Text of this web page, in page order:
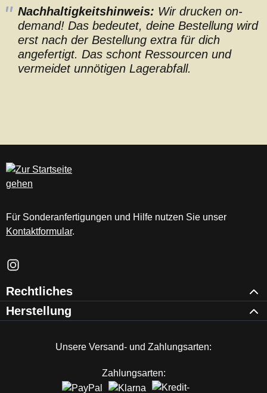
Nachhaltigkeitshinweis: Wir drucken on-
demand! Das bedeutet, deine Bestellung wird
erst nach der Bestellung extra für dich
angefertigt. Das schont Ressourcen und
vermeidet unnötigen Lagerabfall.
Für Sonderanfertigungen und Hilfe nutzen Sie unser
Kontaktformular.
Schau auf Instagram vorbei – öffnet in neuem Tab (externer
Rechtliches
Herstellung
Unsere Versand- und Zahlungsarten:
Zahlungsarten: